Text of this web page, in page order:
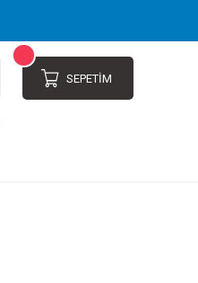
SEPETİM